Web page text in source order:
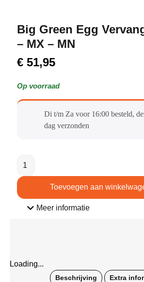
Big Green Egg
– MX – MN
€ 51,95
Op voorraad
Di t/m Za voor 16:00 besteld,
dag verzonden​
Toevoegen aan
Meer informatie
Loading...
Beschrijving Extra